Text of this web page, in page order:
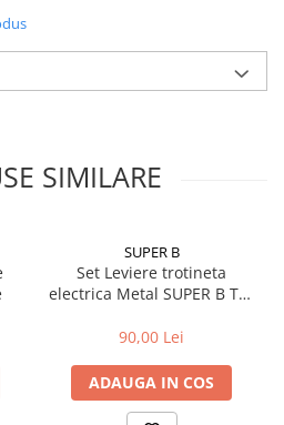
SIMILARE
SUPER B
Set Leviere trotineta
electrica Metal SUPER B TB-
90,00 Lei
ADAUGA IN COS